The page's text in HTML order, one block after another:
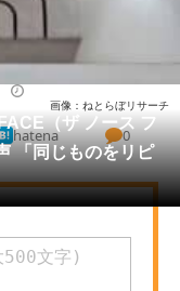
（ザ ノース フ
「同じものをリピ
画像：ねとらぼリサーチ
hatena 0